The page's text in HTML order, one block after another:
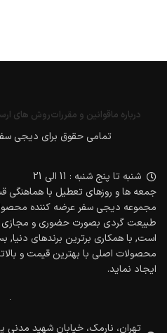
درباره ماقوانین و مقرراتروش های
تمامی حقوق برای دیجی
شنبه تا پنج شنبه : 11 الی 21
جمعه ها و روزهای تعطیل با هماهنگی
مجموعه دیجی سفر عرضه کننده
طبیعت گردی بصورت حضوری و مجازی
است, با همکاری برترین برندهای دنیا,
محصولات اصلی با بهترین قیمت و
ایجاد نماید.
تهران، نارمک، خیابان شهید مدنی